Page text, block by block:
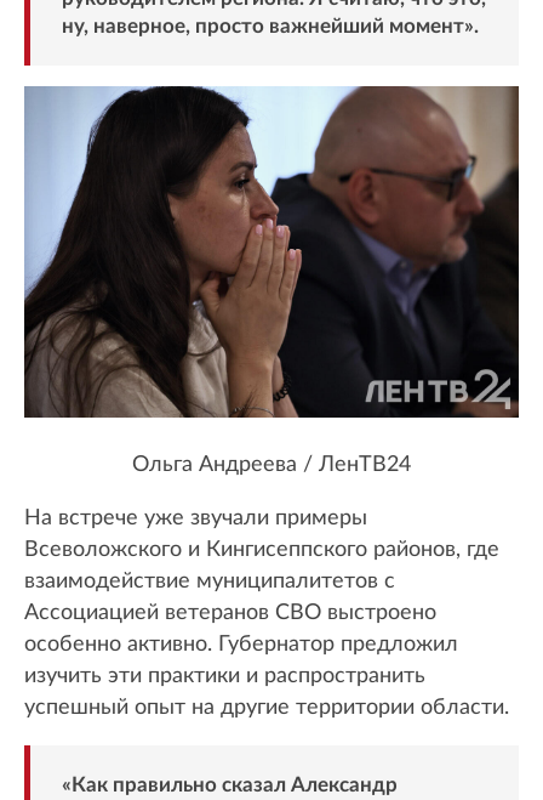
ну, наверное, просто важнейший момент».
Ольга Андреева / ЛенТВ24
На встрече уже звучали примеры
Всеволожского и Кингисеппского районов, где
взаимодействие муниципалитетов с
Ассоциацией ветеранов СВО выстроено
особенно активно. Губернатор предложил
изучить эти практики и распространить
успешный опыт на другие территории области.
«Как правильно сказал Александр